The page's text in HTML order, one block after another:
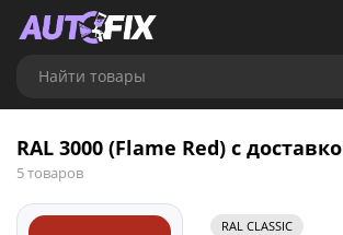
Найти товары
RAL 3000 (Flame Red) с
5 товаров
RAL CLASSIC